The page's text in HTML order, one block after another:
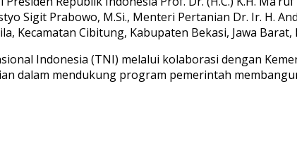
Sigit Prabowo, M.Si., Menteri Pertanian Dr. Ir. H.
Kecamatan Cibitung, Kabupaten Bekasi, Jawa Barat,
Indonesia (TNI) melalui kolaborasi dengan
dalam mendukung program pemerintah